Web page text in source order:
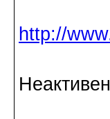
http://
Неактивен